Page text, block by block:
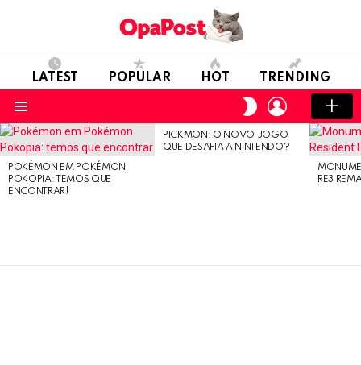
LATEST POPULAR HOT TRENDING
SWITCH
SKIN
LOGIN
LATEST
STORIES
POKÉMON EM POKÉMON
POKOPIA: TEMOS QUE
ENCONTRAR!
PICKMON: O NOVO JOGO
QUE DESAFIA A NINTENDO?
RE3